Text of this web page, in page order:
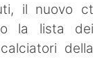
il nuovo ct
la lista dei
della